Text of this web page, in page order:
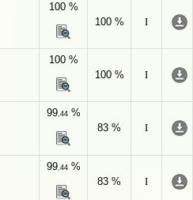
100 %
100 %
I
100 %
100 %
I
99,44%
83 %
I
99,44%
83 %
I